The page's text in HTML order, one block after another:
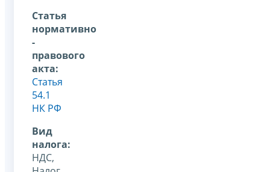
Статья
нормативно
-
правового
акта:
Статья
54.1
НК РФ
Вид
налога:
НДС,